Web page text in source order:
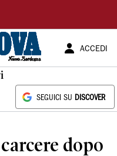
ACCEDI
SEGUICI SU DISCOVER
dopo